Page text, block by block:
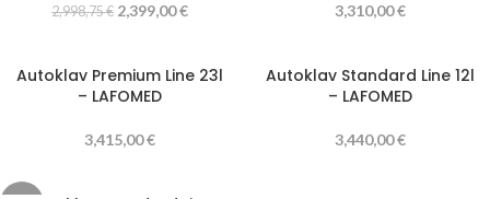
2,998,75€ 2,399,00€ 3,310,00€
Autoklav Premium Line 23l
– LAFOMED
3,415,00€
Autoklav Standard Line 12l
– LAFOMED
3,440,00€